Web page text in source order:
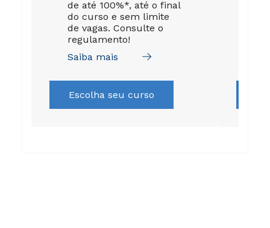
de até 100%*, até o final
do curso e sem limite
de vagas. Consulte o
regulamento!
Saiba mais
Escolha seu curso